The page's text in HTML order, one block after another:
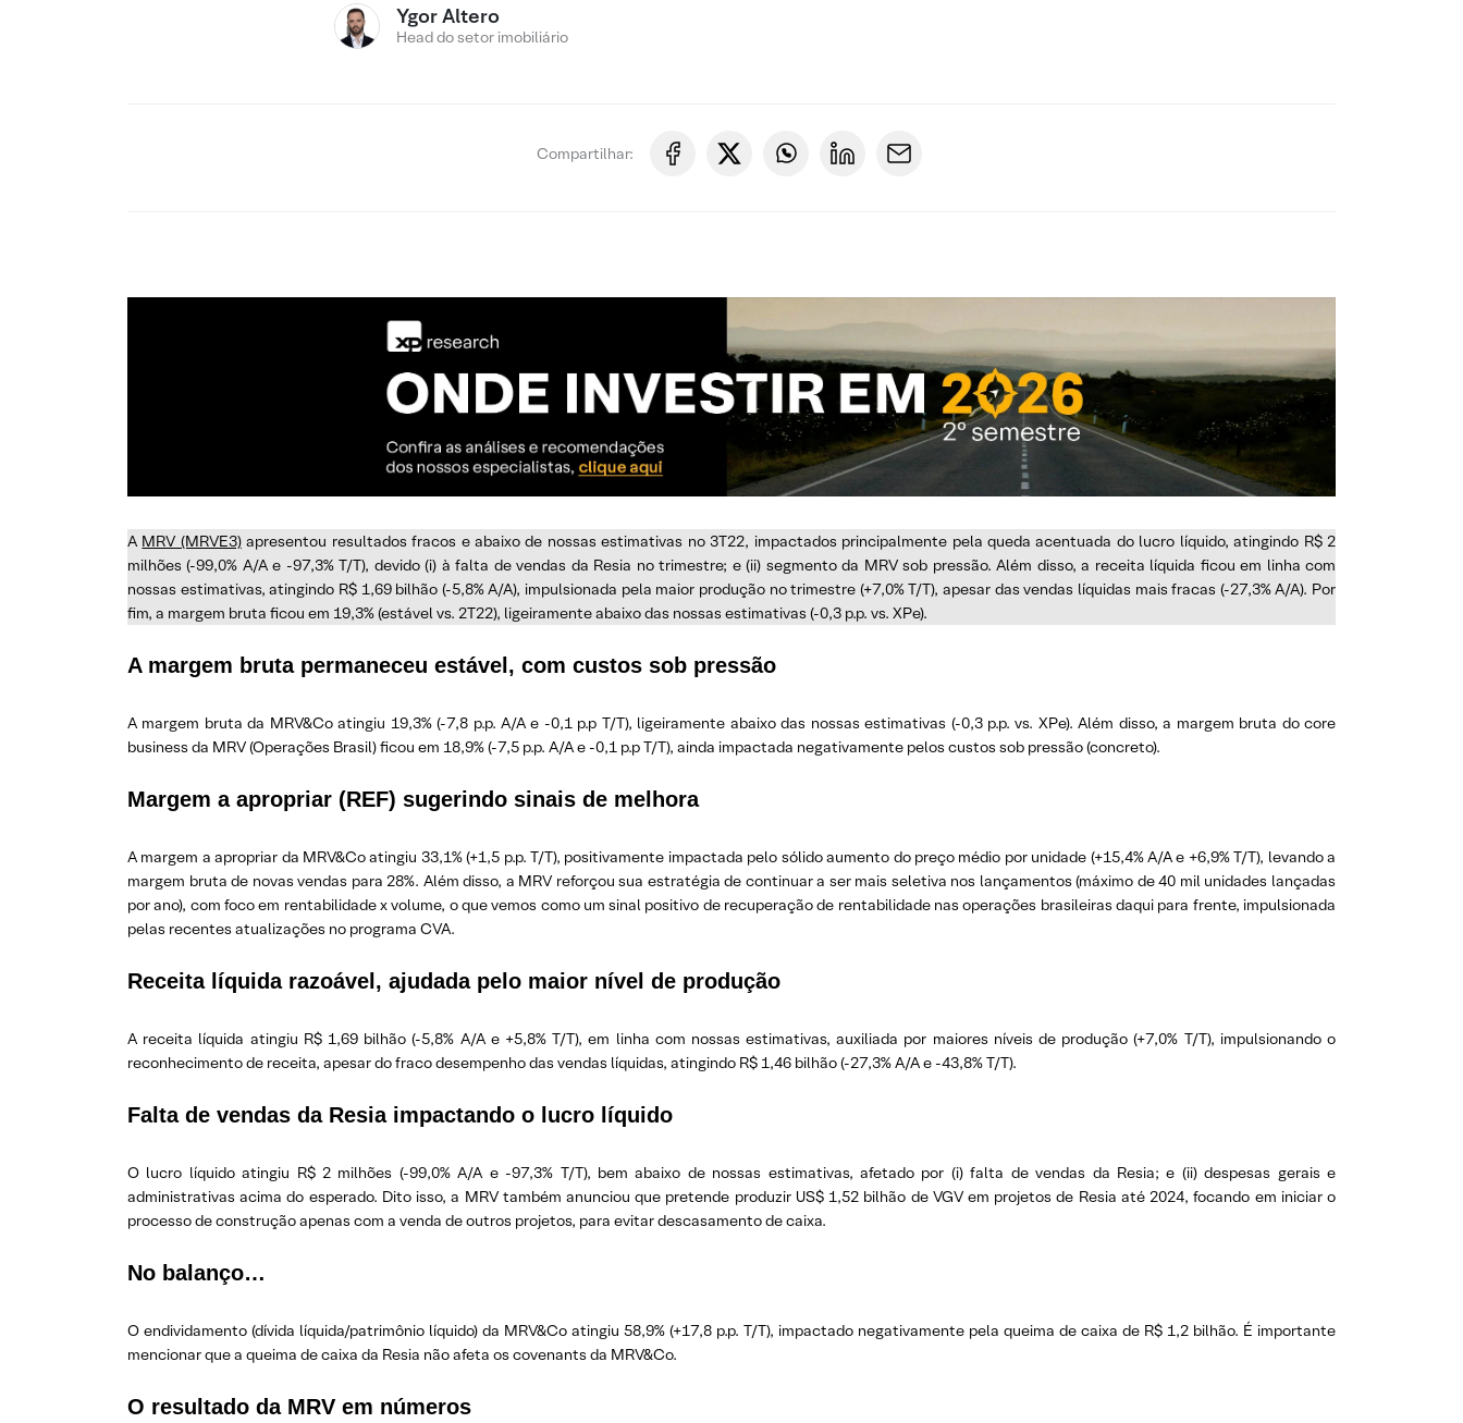
Ygor Altero
Head do setor imobiliário
Compartilhar:
A MRV (MRVE3)apresentou resultados fracos e abaixo de nossas estimativas no 3T22, impactados principalmente pela queda acentuada do lucro líquido, atingindo R$ 2
milhões (-99,0% A/A e -97,3% T/T), devido (i) à falta de vendas da Resia no trimestre; e (ii) segmento da MRV sob pressão. Além disso, a receita líquida ficou em linha com
nossas estimativas, atingindo R$ 1,69 bilhão (-5,8% A/A), impulsionada pela maior produção no trimestre (+7,0% T/T), apesar das vendas líquidas mais fracas (-27,3% A/A). Por
fim, a margem bruta ficou em 19,3% (estável vs. 2T22), ligeiramente abaixo das nossas estimativas (-0,3 p.p. vs. XPe).
A margem bruta permaneceu estável, com custos sob pressão
A margem bruta da MRV&Co atingiu 19,3% (-7,8 p.p. A/A e -0,1 p.p T/T), ligeiramente abaixo das nossas estimativas (-0,3 p.p. vs. XPe). Além disso, a margem bruta do core
business da MRV (Operações Brasil) ficou em 18,9% (-7,5 p.p. A/A e -0,1 p.p T/T), ainda impactada negativamente pelos custos sob pressão (concreto).
Margem a apropriar (REF) sugerindo sinais de melhora
A margem a apropriar da MRV&Co atingiu 33,1% (+1,5 p.p. T/T), positivamente impactada pelo sólido aumento do preço médio por unidade (+15,4% A/A e +6,9% T/T), levando a
margem bruta de novas vendas para 28%. Além disso, a MRV reforçou sua estratégia de continuar a ser mais seletiva nos lançamentos (máximo de 40 mil unidades lançadas
por ano), com foco em rentabilidade x volume, o que vemos como um sinal positivo de recuperação de rentabilidade nas operações brasileiras daqui para frente, impulsionada
pelas recentes atualizações no programa CVA.
Receita líquida razoável, ajudada pelo maior nível de produção
A receita líquida atingiu R$ 1,69 bilhão (-5,8% A/A e +5,8% T/T), em linha com nossas estimativas, auxiliada por maiores níveis de produção (+7,0% T/T), impulsionando o
reconhecimento de receita, apesar do fraco desempenho das vendas líquidas, atingindo R$ 1,46 bilhão (-27,3% A/A e -43,8% T/T).
Falta de vendas da Resia impactando o lucro líquido
O lucro líquido atingiu R$ 2 milhões (-99,0% A/A e -97,3% T/T), bem abaixo de nossas estimativas, afetado por (i) falta de vendas da Resia; e (ii) despesas gerais e
administrativas acima do esperado. Dito isso, a MRV também anunciou que pretende produzir US$ 1,52 bilhão de VGV em projetos de Resia até 2024, focando em iniciar o
processo de construção apenas com a venda de outros projetos, para evitar descasamento de caixa.
No balanço…
O endividamento (dívida líquida/patrimônio líquido) da MRV&Co atingiu 58,9% (+17,8 p.p. T/T), impactado negativamente pela queima de caixa de R$ 1,2 bilhão. É importante
mencionar que a queima de caixa da Resia não afeta os covenants da MRV&Co.
O resultado da MRV em números